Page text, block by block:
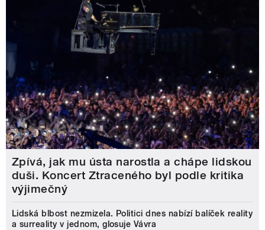
Zpívá, jak mu ústa narostla a chápe lidskou
duši. Koncert Ztraceného byl podle kritika
výjimečný
Lidská blbost nezmizela. Politici dnes nabízí balíček reality
a surreality v jednom, glosuje Vávra